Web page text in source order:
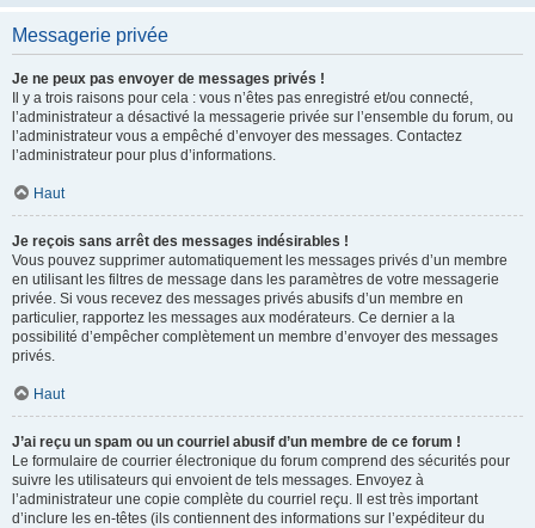
Messagerie privée
Je ne peux pas envoyer de messages privés !
Il y a trois raisons pour cela : vous n’êtes pas enregistré et/ou connecté,
l’administrateur a désactivé la messagerie privée sur l’ensemble du forum, ou
l’administrateur vous a empêché d’envoyer des messages. Contactez
l’administrateur pour plus d’informations.
Haut
Je reçois sans arrêt des messages indésirables !
Vous pouvez supprimer automatiquement les messages privés d’un membre
en utilisant les filtres de message dans les paramètres de votre messagerie
privée. Si vous recevez des messages privés abusifs d’un membre en
particulier, rapportez les messages aux modérateurs. Ce dernier a la
possibilité d’empêcher complètement un membre d’envoyer des messages
privés.
Haut
J’ai reçu un spam ou un courriel abusif d’un membre de ce forum !
Le formulaire de courrier électronique du forum comprend des sécurités pour
suivre les utilisateurs qui envoient de tels messages. Envoyez à
l’administrateur une copie complète du courriel reçu. Il est très important
d’inclure les en-têtes (ils contiennent des informations sur l’expéditeur du